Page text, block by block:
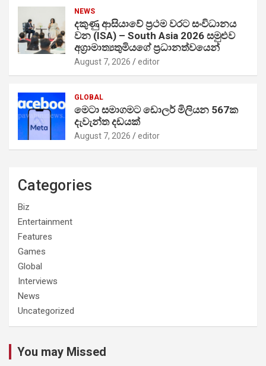
NEWS
දකුණු ආසියාවේ ප්‍රථම වරට සංවිධානය
වන (ISA) – South Asia 2026 සමුළුව
අග්‍රාමාත්‍යතුමියගේ ප්‍රධානත්වයෙන්
August 7, 2026 editor
GLOBAL
මෙටා සමාගමට ඩොලර් මිලියන 567ක
දැවැන්ත දඩයක්
August 7, 2026 editor
Categories
Biz
Entertainment
Features
Games
Global
Interviews
News
Uncategorized
You may Missed